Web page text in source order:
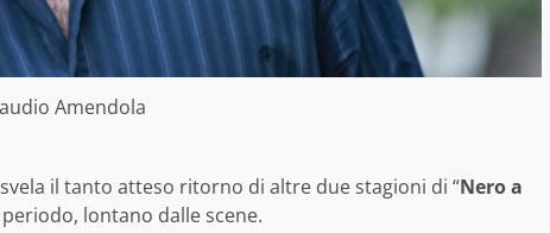
Amendola
svela il tanto atteso ritorno di altre due stagioni di “Nero a
lontano dalle scene.